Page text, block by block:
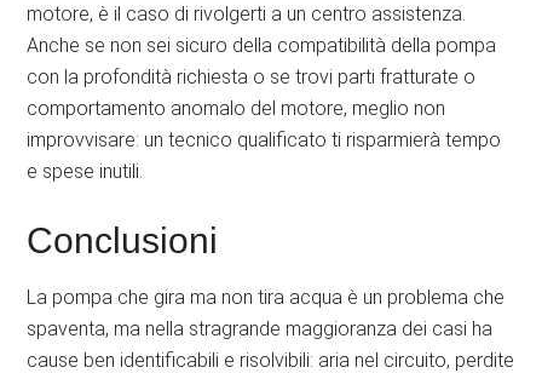
motore, è il caso di rivolgerti a un centro assistenza.
Anche se non sei sicuro della compatibilità della pompa
con la profondità richiesta o se trovi parti fratturate o
comportamento anomalo del motore, meglio non
improvvisare: un tecnico qualificato ti risparmierà tempo
e spese inutili.
Conclusioni
La pompa che gira ma non tira acqua è un problema che
spaventa, ma nella stragrande maggioranza dei casi ha
cause ben identificabili e risolvibili: aria nel circuito, perdite